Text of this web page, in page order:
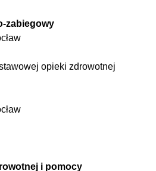
zabiegowy
opieki zdrowotnej
i pomocy